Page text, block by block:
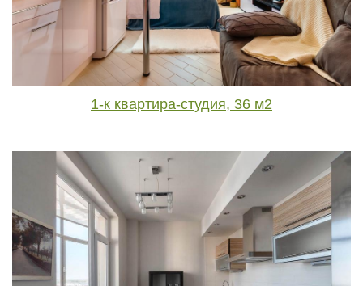
1-к квартира-студия, 36 м2